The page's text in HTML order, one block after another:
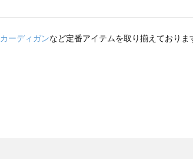
カーディガンなど定番アイテムを取り揃えておりま